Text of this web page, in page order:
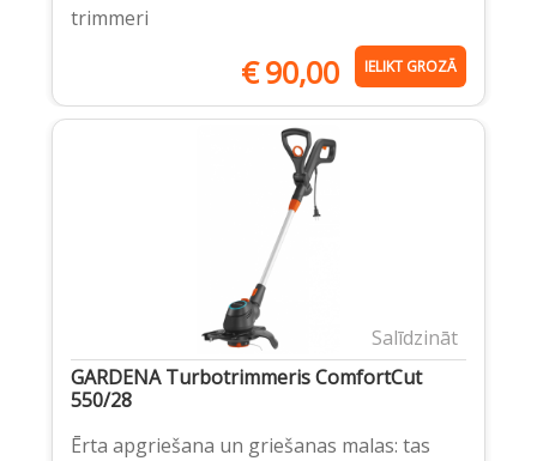
trimmeri
€90,00 IELIKT GROZĀ
Salīdzināt
GARDENA Turbotrimmeris ComfortCut
550/28
Ērta apgriešana un griešanas malas: tas